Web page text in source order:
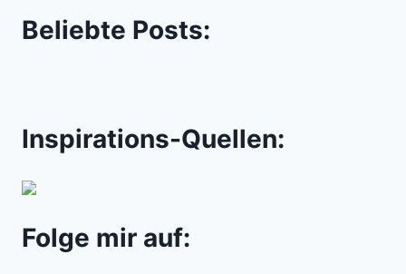
Beliebte Posts:
Inspirations-Quellen:
Folge mir auf: